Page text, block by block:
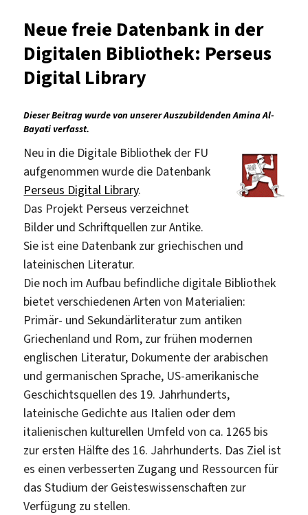
philologique
Neue freie Datenbank in der
Digitalen Bibliothek: Perseus
Digital Library
Dieser Beitrag wurde von unserer Auszubildenden Amina Al-
Bayati verfasst.
Neu in die Digitale Bibliothek der FU
aufgenommen wurde die Datenbank
Perseus Digital Library.
Das Projekt Perseus verzeichnet
Bilder und Schriftquellen zur Antike.
Sie ist eine Datenbank zur griechischen und
lateinischen Literatur.
Die noch im Aufbau befindliche digitale Bibliothek
bietet verschiedenen Arten von Materialien:
Primär- und Sekundärliteratur zum antiken
Griechenland und Rom, zur frühen modernen
englischen Literatur, Dokumente der arabischen
und germanischen Sprache, US-amerikanische
Geschichtsquellen des 19. Jahrhunderts,
lateinische Gedichte aus Italien oder dem
italienischen kulturellen Umfeld von ca. 1265 bis
zur ersten Hälfte des 16. Jahrhunderts. Das Ziel ist
es einen verbesserten Zugang und Ressourcen für
das Studium der Geisteswissenschaften zur
Verfügung zu stellen.